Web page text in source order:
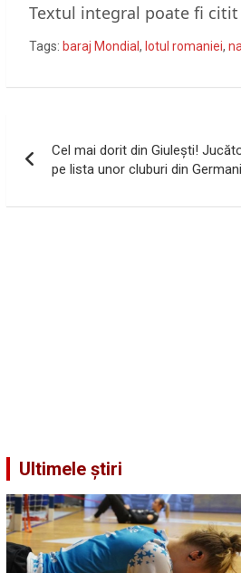
Textul integral poate fi
Tags: baraj Mondial , lotul romaniei,
în
articole
Cel mai dorit din Giulești!
pe lista unor cluburi din
Ultimele știri